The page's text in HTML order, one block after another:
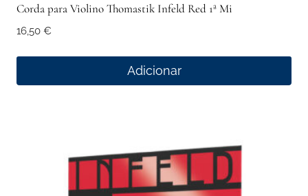
Corda para Violino Thomastik Infeld Red 1ª Mi
16,50 €
Adicionar